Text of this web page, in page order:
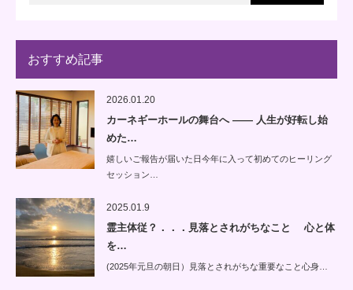
おすすめ記事
2026.01.20
カーネギーホールの舞台へ —— 人生が好転し始
めた…
嬉しいご報告が届いた日今年に入って初めてのヒーリング
セッション…
2025.01.9
霊主体従？．．．見落とされがちなこと 心と体
を…
(2025年元旦の朝日）見落とされがちな重要なこと心身…